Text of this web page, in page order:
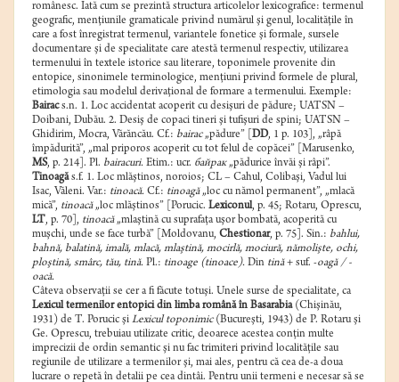
românesc. Iată cum se prezintă structura articolelor lexicografice: termenul
geografic, menţiunile gramaticale privind numărul şi genul, localităţile în
care a fost înregistrat termenul, variantele fonetice şi formale, sursele
documentare şi de specialitate care atestă termenul respectiv, utilizarea
termenului în textele istorice sau literare, toponimele provenite din
entopice, sinonimele terminologice, menţiuni privind formele de plural,
etimologia sau modelul derivaţional de formare a termenului. Exemple:
Bairacs.n. 1. Loc accidentat acoperit cu desişuri de pădure; UATSN –
Doibani, Dubău. 2. Desiş de copaci tineri şi tufişuri de spini; UATSN –
Ghidirim, Mocra, Vărăncău. Cf.: bairac„pădure” [ DD, 1 p. 103], „râpă
împădurită”, „mal priporos acoperit cu tot felul de copăcei” [Marusenko,
MS, p. 214]. Pl. bairacuri. Etim.: ucr. байрак„pădurice învăi şi râpi”.
Tinoagăs.f. 1. Loc mlăştinos, noroios; CL – Cahul, Colibaşi, Vadul lui
Isac, Văleni. Var.: tinoacă. Cf.: tinoagă„loc cu nămol permanent”, „mlacă
mică”, tinoacă„loc mlăştinos” [Porucic. Lexiconul, p. 45; Rotaru, Oprescu,
LT, p. 70], tinoacă„mlaştină cu suprafaţa uşor bombată, acoperită cu
muşchi, unde se face turbă” [Moldovanu, Chestionar, p. 75]. Sin.: bahlui,
bahnă, balatină, imală, mlacă, mlaştină, mocirlă, mociură, nămolişte, ochi,
ploştină, smârc, tău, tină. Pl.: tinoage (tinoace). Din tină+ suf. -oagă / -
oacă.
Câteva observaţii se cer a fi făcute totuşi. Unele surse de specialitate, ca
Lexicul termenilor entopici din limba română în Basarabia (Chişinău,
1931) de T. Porucic şi Lexicul toponimic(Bucureşti, 1943) de P. Rotaru şi
Ge. Oprescu, trebuiau utilizate critic, deoarece acestea conţin multe
imprecizii de ordin semantic şi nu fac trimiteri privind localităţile sau
regiunile de utilizare a termenilor şi, mai ales, pentru că cea de-a doua
lucrare o repetă în detalii pe cea dintâi. Pentru unii termeni e necesar să se